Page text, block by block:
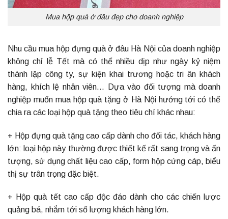
Mua hộp quà ở đâu đẹp cho doanh nghiệp
Nhu cầu mua hộp đựng quà ở đâu Hà Nội của doanh nghiệp
không chỉ lễ Tết mà có thể nhiều dịp như ngày kỷ niệm
thành lập công ty, sự kiện khai trương hoặc tri ân khách
hàng, khích lệ nhân viên… Dựa vào đối tượng mà doanh
nghiệp muốn mua hộp quà tặng ở Hà Nội hướng tới có thể
chia ra các loại hộp quà tặng theo tiêu chí khác nhau:
+ Hộp đựng quà tặng cao cấp dành cho đối tác, khách hàng
lớn: loại hộp này thường được thiết kế rất sang trọng và ấn
tượng, sử dụng chất liệu cao cấp, form hộp cứng cáp, biểu
thị sự trân trọng đặc biệt.
+ Hộp quà tết cao cấp độc đáo dành cho các chiến lược
quảng bá, nhắm tới số lượng khách hàng lớn.